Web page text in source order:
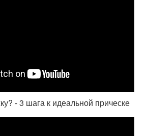
- 3 шага к идеальной прическе